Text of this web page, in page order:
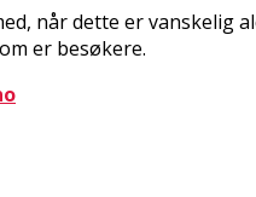
når dette er
er besøkere.